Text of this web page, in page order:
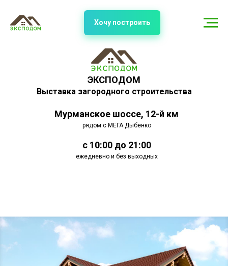
ЭКСПОДОМ
Выставка загородного строительства
Мурманское шоссе, 12-й км
рядом с МЕГА Дыбенко
с 10:00 до 21:00
ежедневно и без выходных
Хочу построить